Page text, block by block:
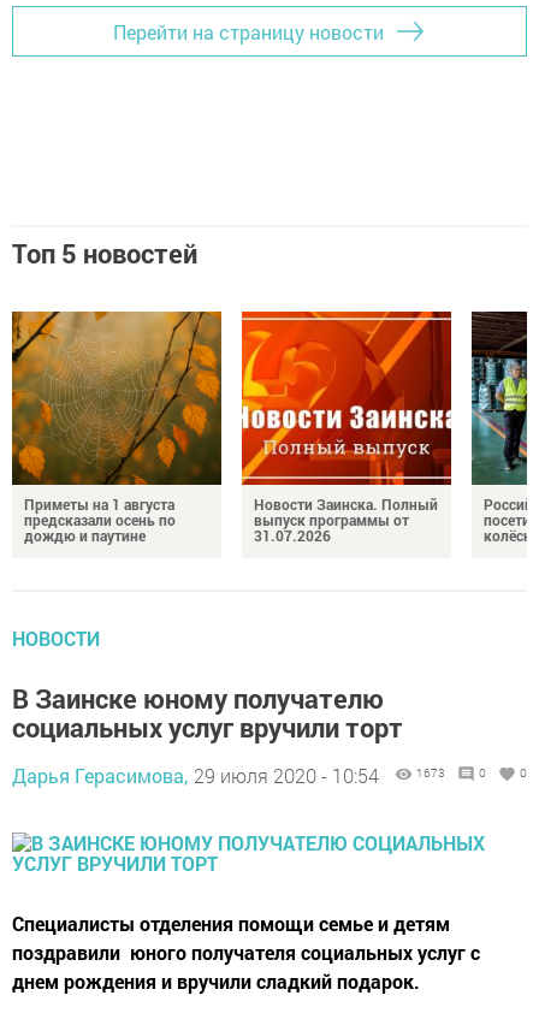
Перейти на страницу новости
Топ 5 новостей
Приметы на 1 августа
предсказали осень по
дождю и паутине
Новости Заинска. Полный
выпуск программы от
31.07.2026
НОВОСТИ
В Заинске юному получателю
социальных услуг вручили торт
Дарья Герасимова, 29 июля 2020 - 10:54 1673 0 0
Специалисты отделения помощи семье и детям
поздравили юного получателя социальных услуг с
днем рождения и вручили сладкий подарок.